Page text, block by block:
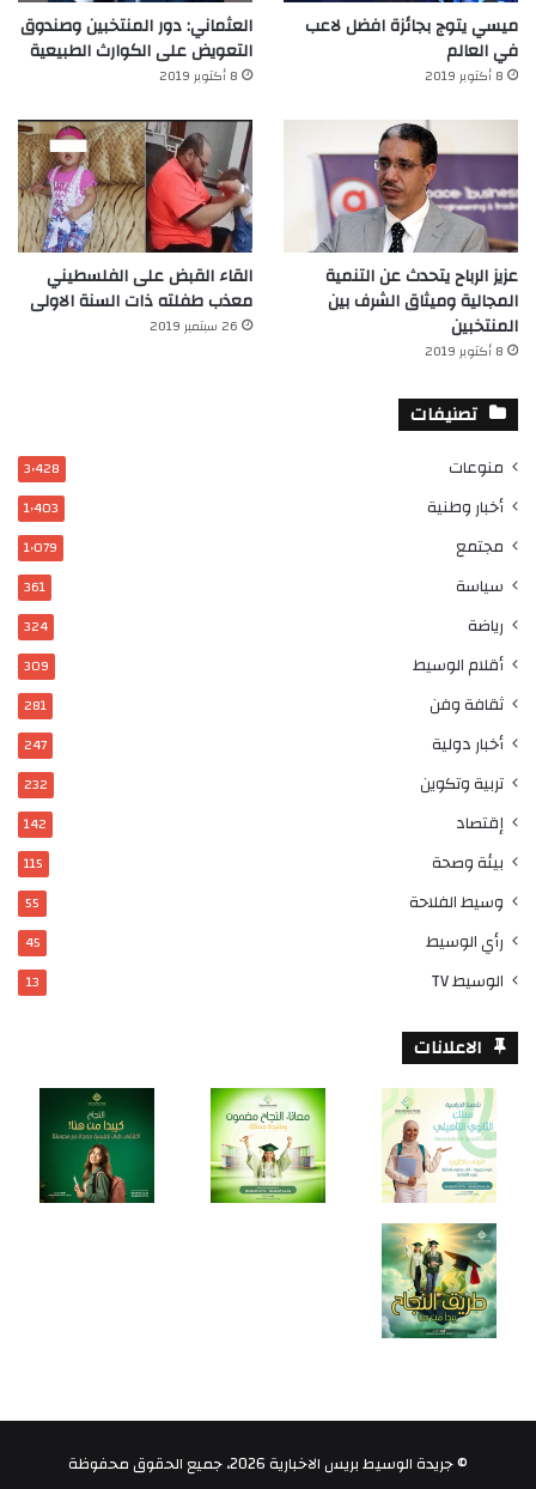
ميسي يتوج بجائزة افضل لاعب
في العالم‎
8 أكتوبر 2019
العثماني: دور المنتخبين وصندوق
التعويض على الكوارث الطبيعية
8 أكتوبر 2019
عزيز الرباح يتحدث عن التنمية
المجالية وميثاق الشرف بين
المنتخبين
8 أكتوبر 2019
القاء القبض على الفلسطيني
معذب طفلته ذات السنة الاولى
26 سبتمبر 2019
تصنيفات
منوعات 3٬428
أخبار وطنية 1٬403
مجتمع 1٬079
سياسة 361
رياضة 324
أقلام الوسيط 309
ثقافة وفن 281
أخبار دولية 247
تربية وتكوين 232
إقتصاد 142
بيئة وصحة 115
وسيط الفلاحة 55
رأي الوسيط 45
الوسيط TV 13
الاعلانات
© جريدة الوسيط بريس الاخبارية 2026، جميع الحقوق محفوظة